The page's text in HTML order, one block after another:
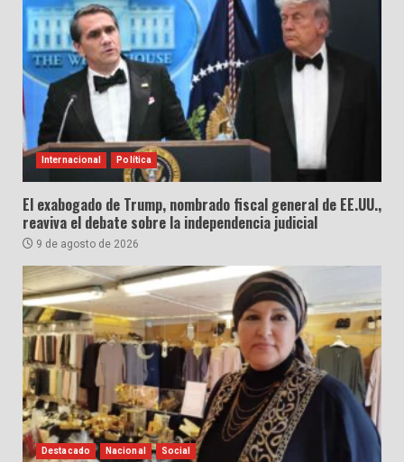
Internacional Política
El exabogado de Trump, nombrado fiscal general de EE.UU.,
reaviva el debate sobre la independencia judicial
9 de agosto de 2026
Destacado Nacional Social